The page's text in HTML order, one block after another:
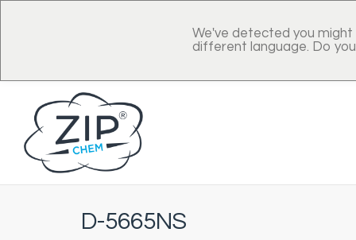
We've detected you might
different language. Do
D-5665NS